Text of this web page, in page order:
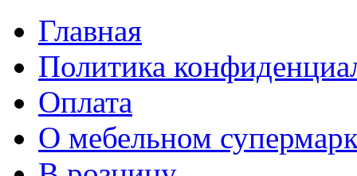
Главная
Политика
Оплата
О мебельном